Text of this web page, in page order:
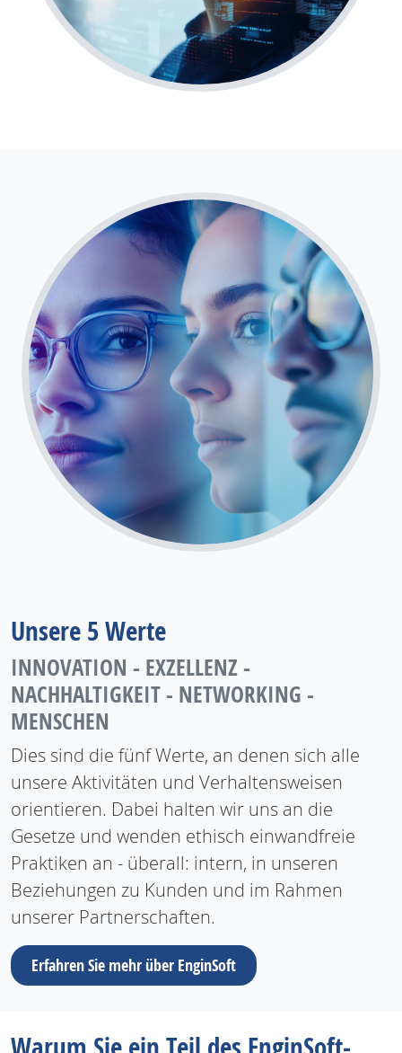
Unsere 5 Werte
INNOVATION - EXZELLENZ -
NACHHALTIGKEIT - NETWORKING -
MENSCHEN
Dies sind die fünf Werte, an denen sich alle
unsere Aktivitäten und Verhaltensweisen
orientieren. Dabei halten wir uns an die
Gesetze und wenden ethisch einwandfreie
Praktiken an - überall: intern, in unseren
Beziehungen zu Kunden und im Rahmen
unserer Partnerschaften.
Erfahren Sie mehr über EnginSoft